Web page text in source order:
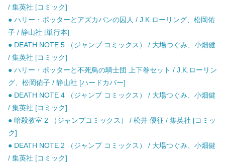
/ 集英社 [コミック]
● ハリー・ポッターとアズカバンの囚人 / J.K.ローリング、松岡佑
子 / 静山社 [単行本]
● DEATH NOTE 5 （ジャンプ コミックス） / 大場つぐみ、小畑健
/ 集英社 [コミック]
● ハリー・ポッターと不死鳥の騎士団 上下巻セット / J.K.ローリン
グ、松岡佑子 / 静山社 [ハードカバー]
● DEATH NOTE 4 （ジャンプ コミックス） / 大場つぐみ、小畑健
/ 集英社 [コミック]
● 暗殺教室 2 （ジャンプコミックス） / 松井 優征 / 集英社 [コミッ
ク]
● DEATH NOTE 2 （ジャンプ コミックス） / 大場つぐみ、小畑健
/ 集英社 [コミック]